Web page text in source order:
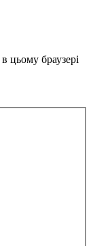
цьому браузері